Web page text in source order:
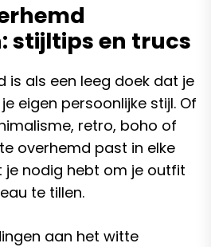
stijltips en trucs
is als een leeg doek dat je
eigen persoonlijke stijl. Of
retro, boho of
overhemd past in elke
je nodig hebt om je outfit
te tillen.
aan het witte